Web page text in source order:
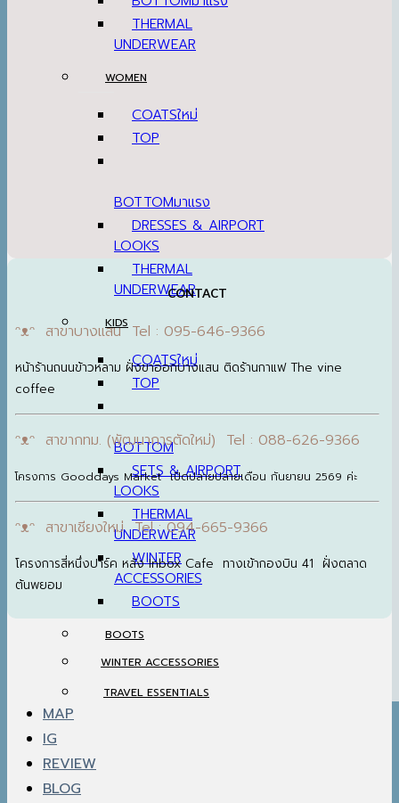
THERMAL
UNDERWEAR
WOMEN
COATS
TOP
BOTTOM
DRESSES & AIRPORT
LOOKS
THERMAL
UNDERWEAR
KIDS
COATS
TOP
BOTTOM
SETS & AIRPORT
LOOKS
THERMAL
UNDERWEAR
WINTER
ACCESSORIES
BOOTS
BOOTS
WINTER ACCESSORIES
TRAVEL ESSENTIALS
MAP
IG
REVIEW
BLOG
CONTACT
ᵔᴥᵔ สาขาบางแสน Tel : 095-646-9366
หน้าร้านถนนข้าวหลาม ฝั่งขาออกบางแสน ติดร้านกาแฟ The vine
coffee
ᵔᴥᵔ สาขากทม. (พัฒนาการตัดใหม่) Tel : 088-626-9366
โครงการ Gooddays Market เปิดปลายปลายเดือน กันยายน 2569 ค่ะ
ᵔᴥᵔ สาขาเชียงใหม่ Tel : 094-665-9366
โครงการสี่หนึ่งปาร์ค หลัง Inbox Cafe ทางเข้ากองบิน 41 ฝั่งตลาด
ต้นพยอม